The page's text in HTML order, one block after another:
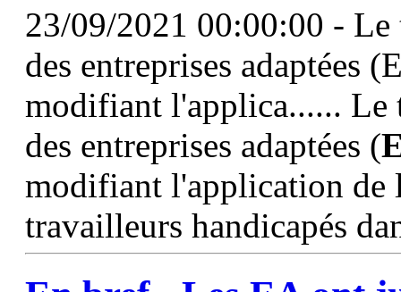
23/09/2021 00:00:00 -
des entreprises adaptées
modifiant l'applica...... Le
des entreprises adaptées (
modifiant l'application de
travailleurs handicapés